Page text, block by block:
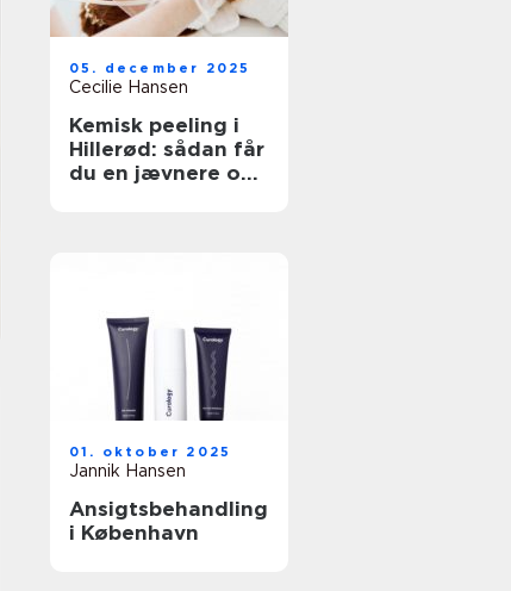
05. december 2025
Cecilie Hansen
Kemisk peeling i
Hillerød: sådan får
du en jævnere og
01. oktober 2025
Jannik Hansen
Ansigtsbehandling
i København